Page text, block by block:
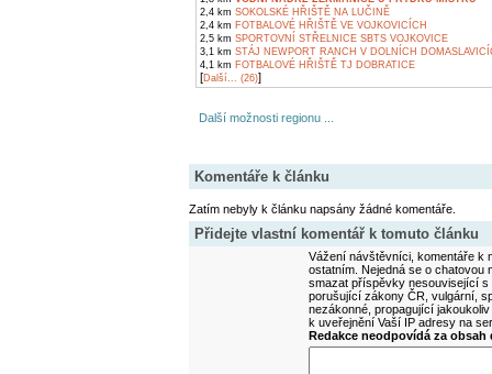
2,4 km SOKOLSKÉ HŘIŠTĚ NA LUČINĚ
2,4 km FOTBALOVÉ HŘIŠTĚ VE VOJKOVICÍCH
2,5 km SPORTOVNÍ STŘELNICE SBTS VOJKOVICE
3,1 km STÁJ NEWPORT RANCH V DOLNÍCH
4,1 km FOTBALOVÉ HŘIŠTĚ TJ DOBRATICE
[Další... (26)]
Další možnosti regionu ...
Komentáře k článku
Zatím nebyly k článku napsány žádné komentáře.
Přidejte vlastní komentář k tomuto článku
Vážení návštěvníci, komentáře k
ostatním. Nejedná se o
smazat příspěvky nesouvisející
porušující zákony ČR, vulgární,
nezákonné, propagující
k uveřejnění Vaší IP adresy na
Redakce neodpovídá za